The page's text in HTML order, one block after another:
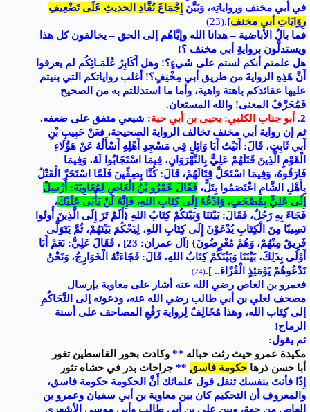
في أبي مخنف ورواياتِه، وَبَيَّنَ إِجْمَاعَ نُقَّادِ الحديثِ عَلَى تَضْعِيفِ
رِوَايَاتِ أبي مخنف]
.
(23)
فما بالُ الأباضية – هدانا الله وإيَّاهُم إلى الحق – يخالفون كل هذا
ويستدلُّون بروايةِ أبي مخنف ؟!
هل علمتم أنكم لستم على شَيءٍ؟! وهل أَكَابِرُ عُلَمَـائِكُم لم يعرفوا
أَنَّ هَذِهِ الروايةَ من طريق أبي مِخْنِفٍ؟! أغلب رواياتكم التي بنيتم
عليها عقائدكم باهتة واهية، وأما ما استدللتم به من الصحيح
فَمُحَرَّفُ المعنى! والله المستعان.
2.
أبو جناب الكلبي: يحيى بن أبي حية: شيعي متفق على ضعفه.
ثم إن رواية أبي مخنف تخالف الرواية الصحيحة، فعَنْ حَبِيبِ بْنِ
أَبِي ثَابِتٍ، قَالَ: أَتَيْتُ أَبَا وَائِلٍ فِي مَسْجِدِ أَهْلِهِ أَسْأَلُهُ عَنْ هَؤُلَاءِ
الْقَوْمِ الَّذِينَ قَتَلَهُمْ عَلِيٌّ بِالنَّهْرَوَانِ، فِيمَا اسْتَجَابُوا لَهُ، وَفِيمَا
فَارَقُوهُ، وَفِيمَا اسْتَحَلَّ قِتَالَهُمْ، قَالَ: كُنَّا بِصِفِّينَ فَلَمَّا اسْتَحَرَّ الْقَتْلُ
بِأَهْلِ الشَّامِ اعْتَصَمُوا بِتَلٍّ، فَقَالَ عَمْرُو بْنُ الْعَاصِ لِمُعَاوِيَةَ: أَرْسِلْ
إِلَى عَلِيٍّ بِمُصْحَفٍ، وَادْعُهُ إِلَى كِتَابِ اللهِ، فَإِنَّهُ لَنْ يَأْبَى عَلَيْكَ،
فَجَاءَ بِهِ رَجُلٌ، فَقَالَ: بَيْنَنَا وَبَيْنَكُمْ كِتَابُ اللهِ {أَلَمْ تَرَ إِلَى الَّذِينَ أُوتُوا
نَصِيبًا مِنَ الْكِتَابِ يُدْعَوْنَ إِلَى كِتَابِ اللهِ، لِيَحْكُمَ بَيْنَهُمْ، ثُمَّ يَتَوَلَّى
فَرِيقٌ مِنْهُمْ، وَهُمْ مُعْرِضُونَ} [آل عمران: 23] ، فَقَالَ عَلِيٌّ: نَعَمْ أَنَا
أَوْلَى بِذَلِكَ، بَيْنَنَا وَبَيْنَكُمْ كِتَابُ اللهِ، قَالَ: فَجَاءَتْهُ الْخَوَارِجُ، وَنَحْنُ
نَدْعُوهُمْ يَوْمَئِذٍ الْقُرَّاءَ.. ].
(24)
فعمرو بن العاص رضي الله عنه أشار على معاوية بإرسال
مصحف لعلي بن أبي طالب رضي الله عنه، ودعوته إلى التَّحَاكُمِ
إلى كِتَاب الله، وهذا مُخَالِفٌ لِرواية رَفْعِ المصاحف على أسنة
الرماح!
ثم يقول:
مكيدة عمرو حيث رثت حباله ** وكادت بحور القاسطين تغور
أبا حسن ذرها حكومة فاسق ** جراحات بدر في حشاه تثور
إِذًا فأنتَ بنفسك تنقل قول علمائك أَنَّ الحكومة حكومة فاسق،
والمعروف أن التحكيم كان بين معاوية بن أبي سفيان وعمرو بن
العاص من جهة، وبين علي بن أبي طالب وأبي موسى الأشعري